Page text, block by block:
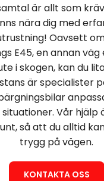
är allt som
nära dig med
Oavsett
E45, en annan
i skogen, kan du
är specialister
Vår hjälp
så att du alltid
trygg på vägen.
KONTAKTA OSS